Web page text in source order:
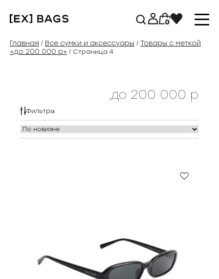
содержимому
0
Главная / Все сумки и аксессуары / Товары с меткой
«до 200 000 р» / Страница 4
до 200 000 р
Фильтры